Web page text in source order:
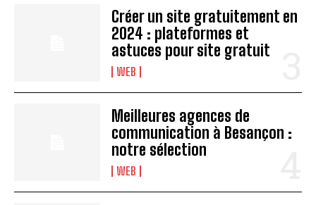
Créer un site gratuitement en
2024 : plateformes et
astuces pour site gratuit
WEB
Meilleures agences de
communication à Besançon :
notre sélection
WEB